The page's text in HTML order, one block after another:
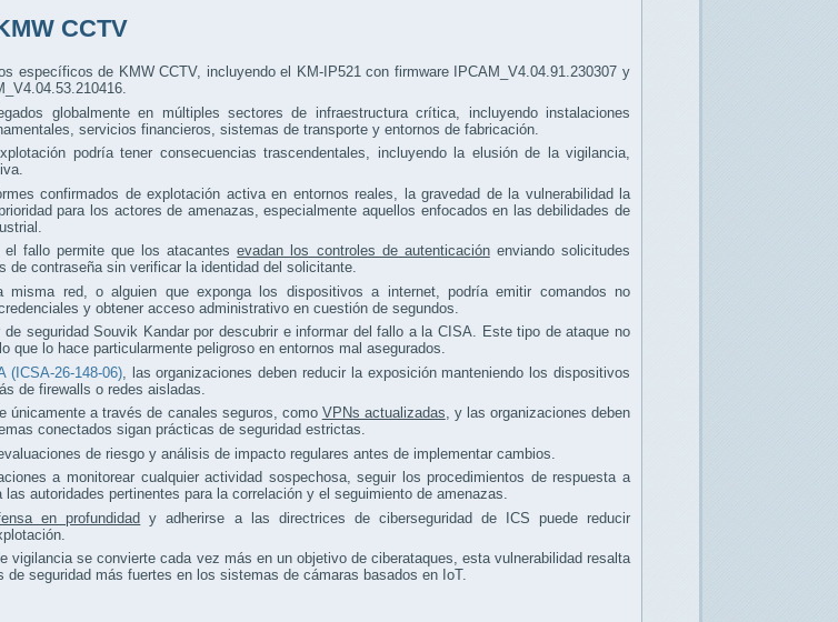
CCTV
específicos de KMW CCTV, incluyendo el KM-IP521 con firmware IPCAM_V4.04.91.230307 y
globalmente en múltiples sectores de infraestructura crítica, incluyendo instalaciones
servicios financieros, sistemas de transporte y entornos de fabricación.
podría tener consecuencias trascendentales, incluyendo la elusión de la vigilancia,
confirmados de explotación activa en entornos reales, la gravedad de la vulnerabilidad la
para los actores de amenazas, especialmente aquellos enfocados en las debilidades de
el fallo permite que los atacantesevadan los controles de autenticaciónenviando solicitudes
de contraseña sin verificar la identidad del solicitante.
misma red, o alguien que exponga los dispositivos a internet, podría emitir comandos no
y obtener acceso administrativo en cuestión de segundos.
seguridad Souvik Kandar por descubrir e informar del fallo a la CISA. Este tipo de ataque no
que lo hace particularmente peligroso en entornos mal asegurados.
(ICSA-26-148-06), las organizaciones deben reducir la exposición manteniendo los dispositivos
de firewalls o redes aisladas.
únicamente a través de canales seguros, como VPNs actualizadas, y las organizaciones deben
conectados sigan prácticas de seguridad estrictas.
de riesgo y análisis de impacto regulares antes de implementar cambios.
a monitorear cualquier actividad sospechosa, seguir los procedimientos de respuesta a
autoridades pertinentes para la correlación y el seguimiento de amenazas.
en profundidad y adherirse a las directrices de ciberseguridad de ICS puede reducir
vigilancia se convierte cada vez más en un objetivo de ciberataques, esta vulnerabilidad resalta
de seguridad más fuertes en los sistemas de cámaras basados en IoT.